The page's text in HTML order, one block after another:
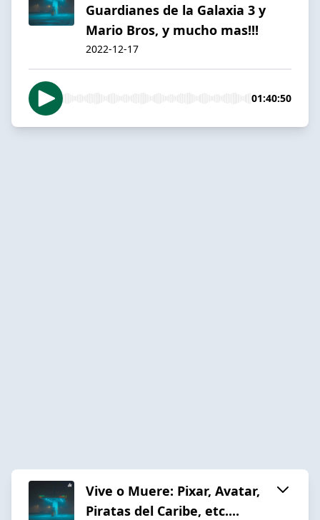
Guardianes de la Galaxia 3 y
Mario Bros, y mucho mas!!!
2022-12-17
01:40:50
Vive o Muere: Pixar, Avatar,
Piratas del Caribe, etc....